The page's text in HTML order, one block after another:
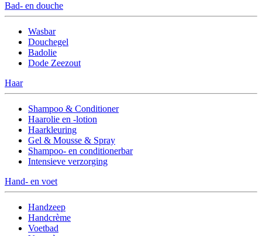
Bad- en douche
Wasbar
Douchegel
Badolie
Dode Zeezout
Haar
Shampoo & Conditioner
Haarolie en -lotion
Haarkleuring
Gel & Mousse & Spray
Shampoo- en conditionerbar
Intensieve verzorging
Hand- en voet
Handzeep
Handcrème
Voetbad